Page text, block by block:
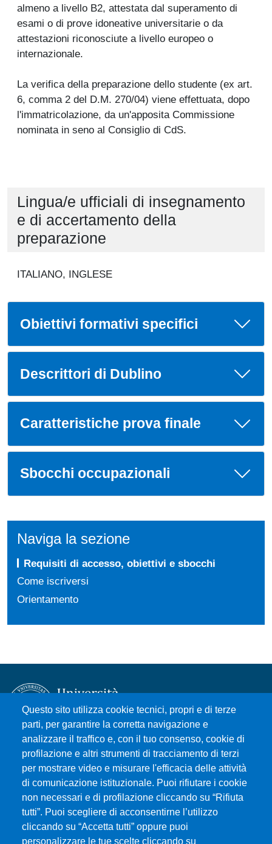
almeno a livello B2, attestata dal superamento di
esami o di prove idoneative universitarie o da
attestazioni riconosciute a livello europeo o
internazionale.
La verifica della preparazione dello studente (ex art.
6, comma 2 del D.M. 270/04) viene effettuata, dopo
l'immatricolazione, da un'apposita Commissione
nominata in seno al Consiglio di CdS.
Lingua/e ufficiali di insegnamento
e di accertamento della
preparazione
ITALIANO, INGLESE
Obiettivi formativi specifici
Descrittori di Dublino
Caratteristiche prova finale
Sbocchi occupazionali
Naviga la sezione
Requisiti di accesso, obiettivi e sbocchi
Come iscriversi
Orientamento
Questo sito utilizza cookie tecnici, propri e di terze
parti, per garantire la corretta navigazione e
analizzare il traffico e, con il tuo consenso, cookie di
profilazione e altri strumenti di tracciamento di terzi
per mostrare video e misurare l'efficacia delle attività
di comunicazione istituzionale. Puoi rifiutare i cookie
non necessari e di profilazione cliccando su “Rifiuta
tutti”. Puoi scegliere di acconsentirne l’utilizzo
cliccando su “Accetta tutti” oppure puoi
personalizzare le tue scelte cliccando su
Università degli Studi di Messina
Piazza Pugliatti, 1 - 98122 Messina
Cod. Fiscale 80004070837
P.IVA 00724160833
Centralino: 090 676 1
MENÙ SOCIAL